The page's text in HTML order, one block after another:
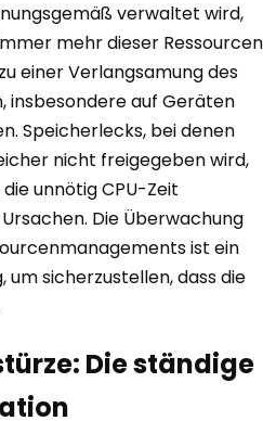
verwaltet wird,
mehr dieser Ressourcen
einer Verlangsamung des
insbesondere auf Geräten
Speicherlecks, bei denen
nicht freigegeben wird,
unnötig CPU-Zeit
Die Überwachung
ist ein
sicherzustellen, dass die
Die ständige